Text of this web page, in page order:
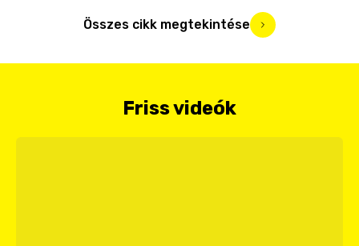
Összes cikk megtekintése
Friss videók